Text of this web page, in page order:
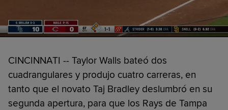
CINCINNATI -- Taylor Walls bateó dos
cuadrangulares y produjo cuatro carreras, en
tanto que el novato Taj Bradley deslumbró en su
segunda apertura, para que los Rays de Tampa